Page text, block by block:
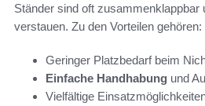
Ständer sind oft zusammenklappbar
verstauen. Zu den Vorteilen gehören:
Geringer Platzbedarf beim
Einfache Handhabung und
Vielfältige